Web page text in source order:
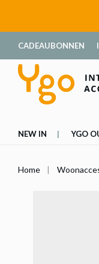
CADEAUBONNEN
NEW IN YGO
Home